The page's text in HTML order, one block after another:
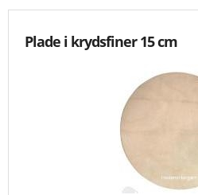
Plade i krydsfiner 15 cm